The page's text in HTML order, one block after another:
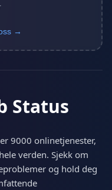
→
Status
9000 onlinetjenester,
verden. Sjekk om
og hold deg